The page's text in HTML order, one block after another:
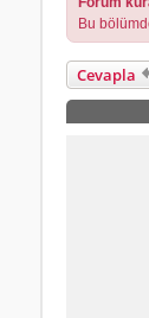
Bu
Cevapla